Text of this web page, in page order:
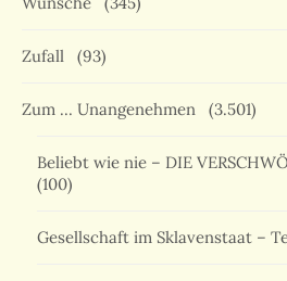
Zufall (93)
Zum … Unangenehmen (3.501)
Beliebt wie nie – DIE
(100)
Gesellschaft im Sklavenstaat –